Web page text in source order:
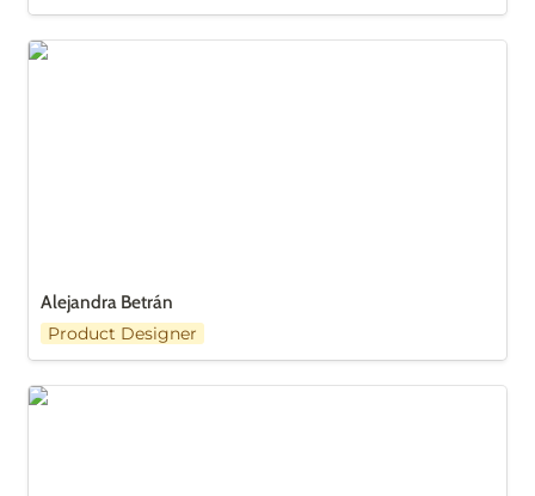
Alejandra Betrán
Alejandra Betrán
Product Designer
Juliana Ossa